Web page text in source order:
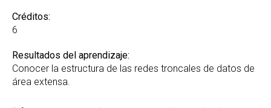
Créditos:
6
Resultados del aprendizaje:
Conocer la estructura de las redes troncales de datos de
área extensa.